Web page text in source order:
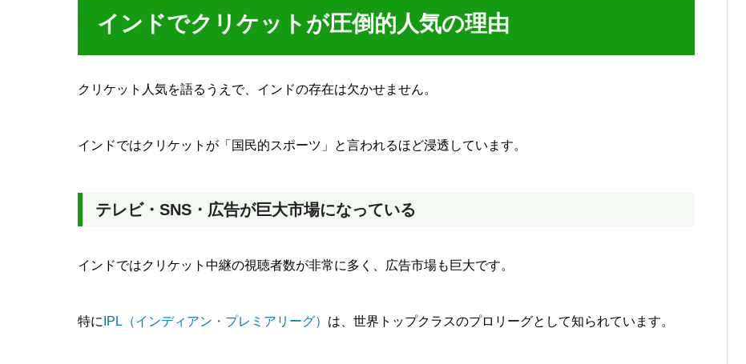
インドでクリケットが圧倒的人気の理由
クリケット人気を語るうえで、インドの存在は欠かせません。
インドではクリケットが「国民的スポーツ」と言われるほど浸透しています。
テレビ・SNS・広告が巨大市場になっている
インドではクリケット中継の視聴者数が非常に多く、広告市場も巨大です。
特に IPL（インディアン・プレミアリーグ） は、世界トップクラスのプロリーグとして知られています。